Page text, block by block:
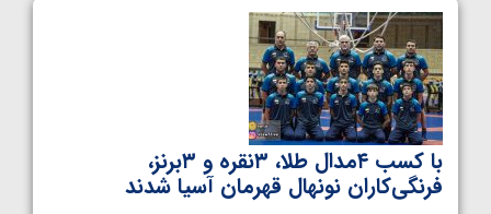
با کسب ۴مدال طلا، ۳نقره و ۳برنز،
فرنگی‌کاران نونهال قهرمان آسیا شدند